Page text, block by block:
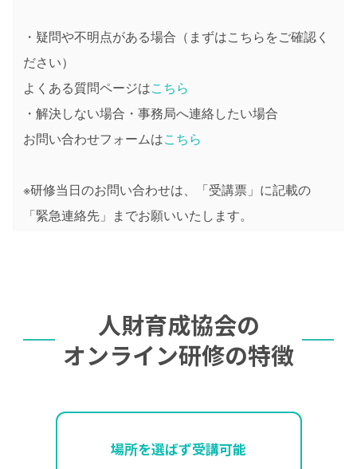
・疑問や不明点がある場合（まずはこちらをご確認く
ださい）
よくある質問ページはこちら
・解決しない場合・事務局へ連絡したい場合
お問い合わせフォームはこちら
※研修当日のお問い合わせは、「受講票」に記載の
「緊急連絡先」までお願いいたします。
人財育成協会の
オンライン研修の特徴
場所を選ばず受講可能